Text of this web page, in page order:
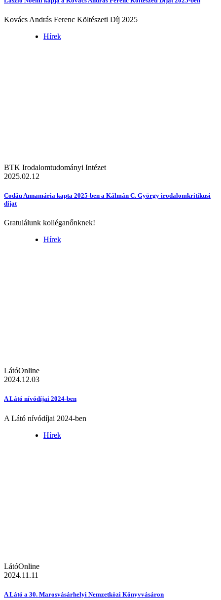
Kovács András Ferenc Költészeti Díj 2025
Hírek
BTK Irodalomtudományi Intézet
2025.02.12
Codău Annamária kapta 2025-ben a Kálmán C. György irodalomkritikusi
díjat
Gratulálunk kolléganőnknek!
Hírek
LátóOnline
2024.12.03
A Látó nívódíjai 2024-ben
A Látó nívódíjai 2024-ben
Hírek
LátóOnline
2024.11.11
A Látó a 30. Marosvásárhelyi Nemzetközi Könyvvásáron